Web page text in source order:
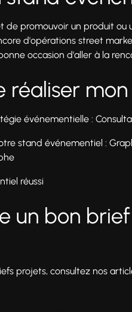
promouvoir un produit ou
d'opérations street
occasion d'aller à la
réaliser
événementielle :
stand événementiel :
réussi
un bon
projets, consultez nos